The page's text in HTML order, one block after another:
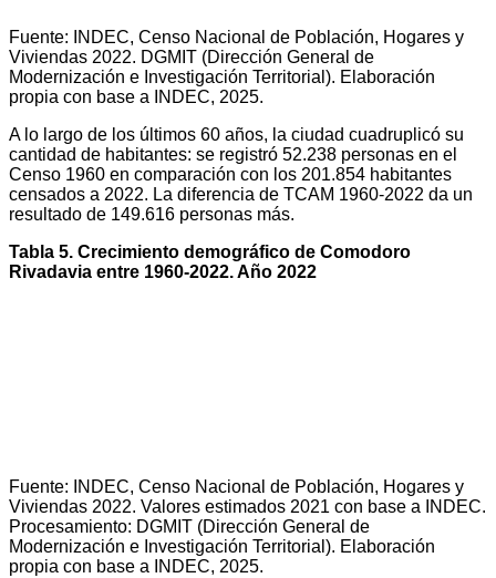
Fuente: INDEC, Censo Nacional de Población, Hogares y
Viviendas 2022. DGMIT (Dirección General de
Modernización e Investigación Territorial). Elaboración
propia con base a INDEC, 2025.
A lo largo de los últimos 60 años, la ciudad cuadruplicó su
cantidad de habitantes: se registró 52.238 personas en el
Censo 1960 en comparación con los 201.854 habitantes
censados a 2022. La diferencia de TCAM 1960-2022 da un
resultado de 149.616 personas más.
Tabla 5. Crecimiento demográfico de Comodoro
Rivadavia entre 1960-2022. Año 2022
Fuente: INDEC, Censo Nacional de Población, Hogares y
Viviendas 2022. Valores estimados 2021 con base a INDEC.
Procesamiento: DGMIT (Dirección General de
Modernización e Investigación Territorial). Elaboración
propia con base a INDEC, 2025.